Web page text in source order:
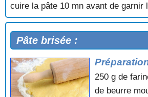
cuire la pâte 10 mn avant de garnir
Pâte brisée :
250 g de
de beurre